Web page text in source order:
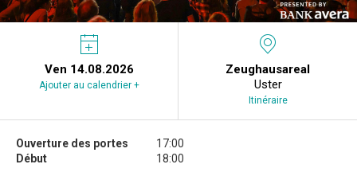
Ven 14.08.2026
Ajouter au calendrier +
Zeughausareal
Uster
Itinéraire
Ouverture des portes
Début
17:00
18:00